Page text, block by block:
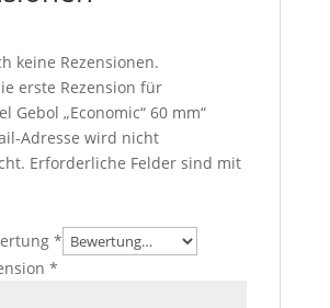
keine Rezensionen.
erste Rezension für
Gebol „Economic“ 60 mm“
Adresse wird nicht
Erforderliche Felder sind mit
*
*